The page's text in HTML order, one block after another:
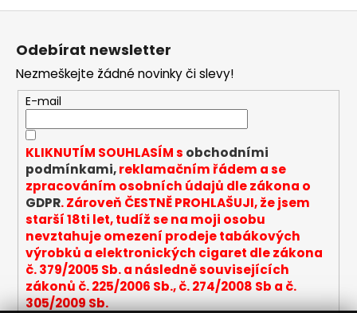
Z
Odebírat newsletter
Nezmeškejte žádné novinky či slevy!
E-mail
KLIKNUTÍM SOUHLASÍM s obchodními
podmínkami,reklamačním řádem a se
zpracováním osobních údajů dle zákona o
GDPR. Zároveň ČESTNĚ PROHLAŠUJI, že jsem
starší 18ti let, tudíž se na moji osobu
nevztahuje omezení prodeje tabákových
výrobků a elektronických cigaret dle zákona
č. 379/2005 Sb. a následně souvisejících
zákonů č. 225/2006 Sb., č. 274/2008 Sb a č.
305/2009 Sb.